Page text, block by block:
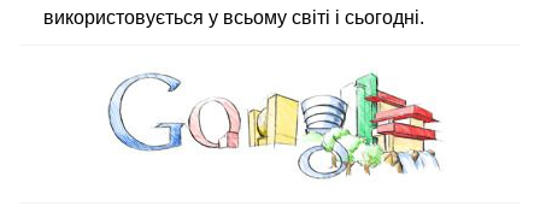
використовується у всьому світі і сьогодні.